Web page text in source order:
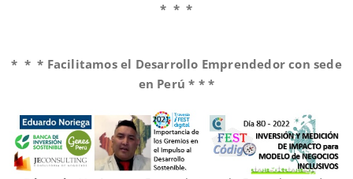
* * *
* * * Facilitamos el Desarrollo Emprendedor con sede
en Perú * * *